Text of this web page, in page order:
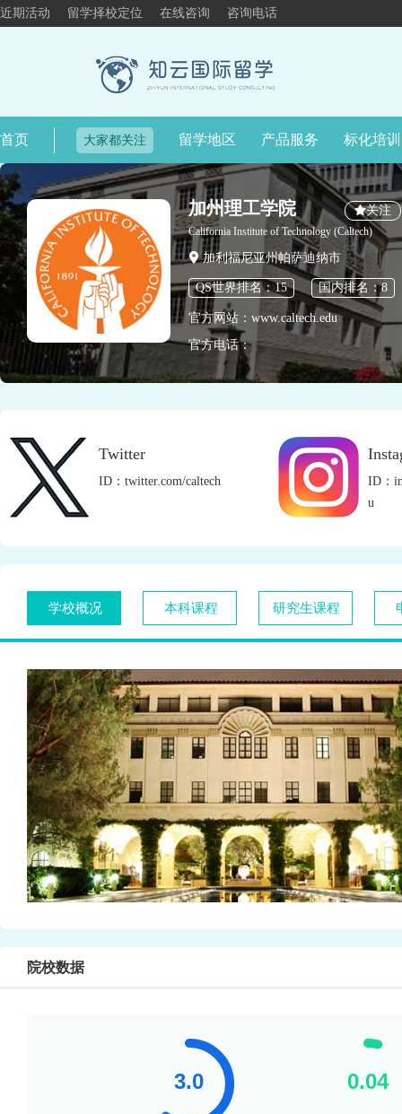
近期活动 留学择校定位 在线咨询 咨询电话
首页 大家都关注 留学地区 产品服务 标化培训
加州理工学院 关注
California Institute of Technology (Caltech)
加利福尼亚州帕萨迪纳市
QS世界排名：15 国内排名：8
官方网站：www.caltech.edu
官方电话：
Twitter
ID：twitter.com/caltech
ID：
u
学校概况 本科课程 研究生课程
院校数据